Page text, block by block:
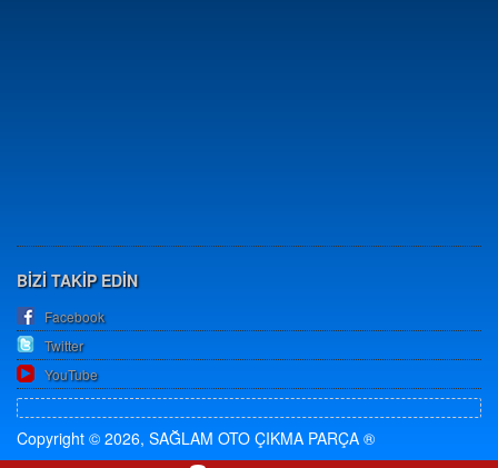
BİZİ TAKİP EDİN
Facebook
Twitter
YouTube
Copyright © 2026, SAĞLAM OTO ÇIKMA PARÇA ®